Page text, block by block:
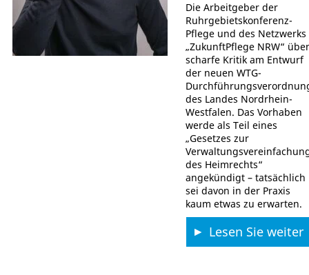
Die Arbeitgeber der
Ruhrgebietskonferenz-
Pflege und des Netzwerks
„ZukunftPflege NRW“
scharfe Kritik am Entwurf
der neuen WTG-
des Landes Nordrhein-
Westfalen. Das Vorhaben
werde als Teil eines
„Gesetzes zur
des Heimrechts“
angekündigt – tatsächlich
sei davon in der Praxis
kaum etwas zu erwarten.
Lesen Sie weiter